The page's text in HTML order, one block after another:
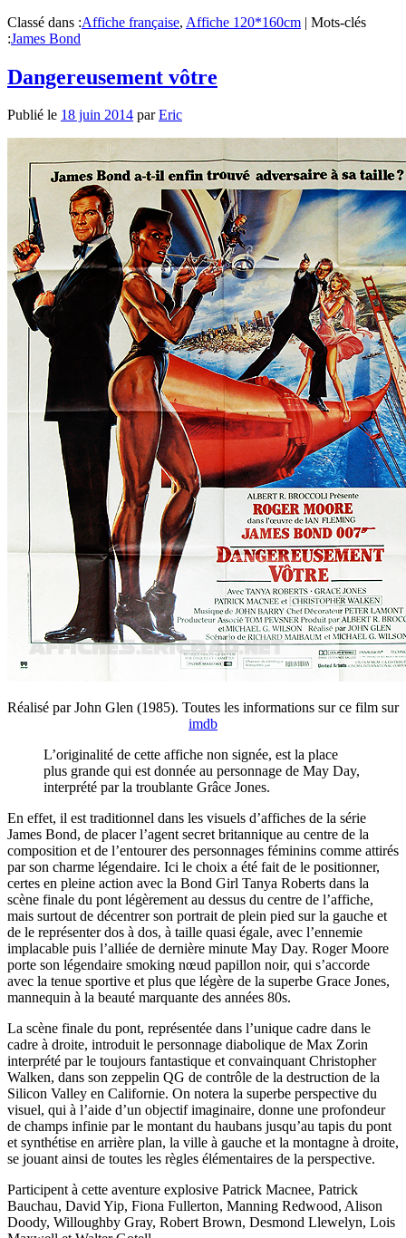
Classé dans :Affiche française, Affiche 120*160cm | Mots-clés
:James Bond
Dangereusement vôtre
Publié le 18 juin 2014 parEric
Réalisé par John Glen (1985). Toutes les informations sur ce film sur
imdb
L’originalité de cette affiche non signée, est la place
plus grande qui est donnée au personnage de May Day,
interprété par la troublante Grâce Jones.
En effet, il est traditionnel dans les visuels d’affiches de la série
James Bond, de placer l’agent secret britannique au centre de la
composition et de l’entourer des personnages féminins comme attirés
par son charme légendaire. Ici le choix a été fait de le positionner,
certes en pleine action avec la Bond Girl Tanya Roberts dans la
scène finale du pont légèrement au dessus du centre de l’affiche,
mais surtout de décentrer son portrait de plein pied sur la gauche et
de le représenter dos à dos, à taille quasi égale, avec l’ennemie
implacable puis l’alliée de dernière minute May Day. Roger Moore
porte son légendaire smoking nœud papillon noir, qui s’accorde
avec la tenue sportive et plus que légère de la superbe Grace Jones,
mannequin à la beauté marquante des années 80s.
La scène finale du pont, représentée dans l’unique cadre dans le
cadre à droite, introduit le personnage diabolique de Max Zorin
interprété par le toujours fantastique et convainquant Christopher
Walken, dans son zeppelin QG de contrôle de la destruction de la
Silicon Valley en Californie. On notera la superbe perspective du
visuel, qui à l’aide d’un objectif imaginaire, donne une profondeur
de champs infinie par le montant du haubans jusqu’au tapis du pont
et synthétise en arrière plan, la ville à gauche et la montagne à droite,
se jouant ainsi de toutes les règles élémentaires de la perspective.
Participent à cette aventure explosive Patrick Macnee, Patrick
Bauchau, David Yip, Fiona Fullerton, Manning Redwood, Alison
Doody, Willoughby Gray, Robert Brown, Desmond Llewelyn, Lois